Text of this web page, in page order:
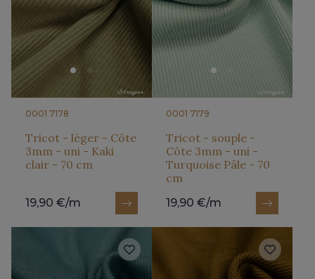
0001 7178
Tricot - léger - Côte
3mm - uni - Kaki
clair - 70 cm
19,90 €/m
0001 7179
Tricot - souple -
Côte 3mm - uni -
Turquoise Pâle - 70
cm
19,90 €/m